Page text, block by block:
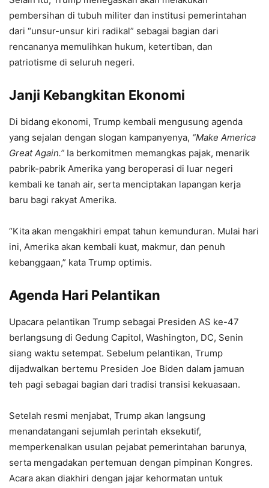
pembersihan di tubuh militer dan institusi pemerintahan
dari “unsur-unsur kiri radikal” sebagai bagian dari
rencananya memulihkan hukum, ketertiban, dan
patriotisme di seluruh negeri.
Janji Kebangkitan Ekonomi
Di bidang ekonomi, Trump kembali mengusung agenda
yang sejalan dengan slogan kampanyenya, “Make America
Great Again.” Ia berkomitmen memangkas pajak, menarik
pabrik-pabrik Amerika yang beroperasi di luar negeri
kembali ke tanah air, serta menciptakan lapangan kerja
baru bagi rakyat Amerika.
“Kita akan mengakhiri empat tahun kemunduran. Mulai hari
ini, Amerika akan kembali kuat, makmur, dan penuh
kebanggaan,” kata Trump optimis.
Agenda Hari Pelantikan
Upacara pelantikan Trump sebagai Presiden AS ke-47
berlangsung di Gedung Capitol, Washington, DC, Senin
siang waktu setempat. Sebelum pelantikan, Trump
dijadwalkan bertemu Presiden Joe Biden dalam jamuan
teh pagi sebagai bagian dari tradisi transisi kekuasaan.
Setelah resmi menjabat, Trump akan langsung
menandatangani sejumlah perintah eksekutif,
memperkenalkan usulan pejabat pemerintahan barunya,
serta mengadakan pertemuan dengan pimpinan Kongres.
Acara akan diakhiri dengan jajar kehormatan untuk